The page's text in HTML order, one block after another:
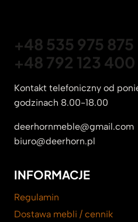
+48 535 975 875
+48 792 123 400
Kontakt telefoniczny od
godzinach 8.00-18.00
deerhornmeble@gmail.com
biuro@deerhorn.pl
INFORMACJE
Regulamin
Dostawa mebli / cennik